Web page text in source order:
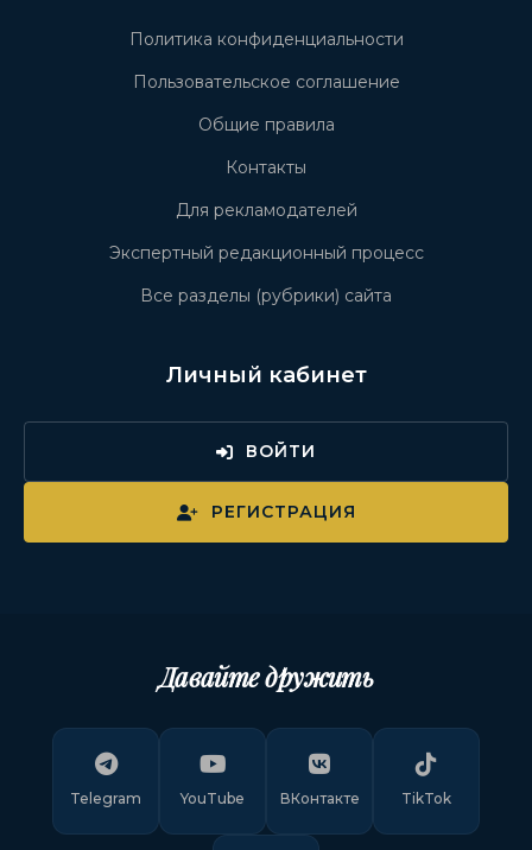
Политика конфиденциальности
Пользовательское соглашение
Общие правила
Контакты
Для рекламодателей
Экспертный редакционный процесс
Все разделы (рубрики) сайта
Личный кабинет
ВОЙТИ
РЕГИСТРАЦИЯ
Давайте дружить
Telegram YouTube ВКонтакте TikTok